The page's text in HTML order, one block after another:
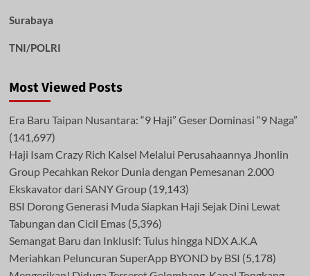
Surabaya
TNI/POLRI
Most Viewed Posts
Era Baru Taipan Nusantara: “9 Haji” Geser Dominasi “9 Naga”
(141,697)
Haji Isam Crazy Rich Kalsel Melalui Perusahaannya Jhonlin
Group Pecahkan Rekor Dunia dengan Pemesanan 2.000
Ekskavator dari SANY Group (19,143)
BSI Dorong Generasi Muda Siapkan Haji Sejak Dini Lewat
Tabungan dan Cicil Emas (5,396)
Semangat Baru dan Inklusif: Tulus hingga NDX A.K.A
Meriahkan Peluncuran SuperApp BYOND by BSI (5,178)